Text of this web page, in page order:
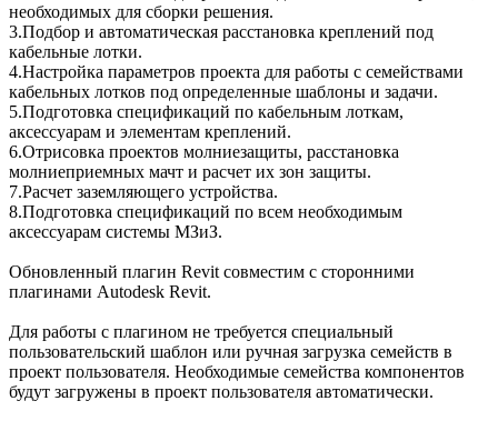
необходимых для сборки решения.
3.Подбор и автоматическая расстановка креплений под
кабельные лотки.
4.Настройка параметров проекта для работы с семействами
кабельных лотков под определенные шаблоны и задачи.
5.Подготовка спецификаций по кабельным лоткам,
аксессуарам и элементам креплений.
6.Отрисовка проектов молниезащиты, расстановка
молниеприемных мачт и расчет их зон защиты.
7.Расчет заземляющего устройства.
8.Подготовка спецификаций по всем необходимым
аксессуарам системы МЗиЗ.
Обновленный плагин Revit совместим с сторонними
плагинами Autodesk Revit.
Для работы с плагином не требуется специальный
пользовательский шаблон или ручная загрузка семейств в
проект пользователя. Необходимые семейства компонентов
будут загружены в проект пользователя автоматически.